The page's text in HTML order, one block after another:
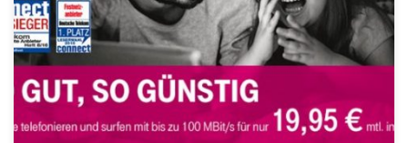
Tarifwahl: MagentaZuhause S, M, oder L Neu: EntertainTV für nur
9,95 Euro im Monat buchbar Alle Geschwindigkeiten zum gleichen
Preis: Neukunden der Telekom können ab sofort mit bis zu 100
Megabit pro Sekunde surfen – ohne mehr zu zahlen. Für nur […]